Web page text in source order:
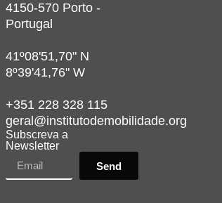
4150-570 Porto -
Portugal
41º08'51,70" N
8º39'41,76" W
+351 228 328 115
geral@institutodemobilidade.org
Subscreva a
Newsletter
Send